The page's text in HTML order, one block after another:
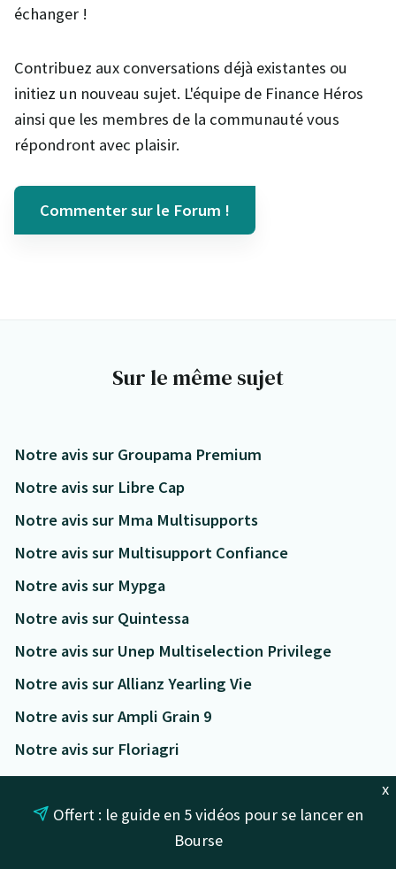
échanger !
Contribuez aux conversations déjà existantes ou
initiez un nouveau sujet. L'équipe de Finance Héros
ainsi que les membres de la communauté vous
répondront avec plaisir.
Commenter sur le Forum !
Sur le même sujet
Notre avis sur Groupama Premium
Notre avis sur Libre Cap
Notre avis sur Mma Multisupports
Notre avis sur Multisupport Confiance
Notre avis sur Mypga
Notre avis sur Quintessa
Notre avis sur Unep Multiselection Privilege
Notre avis sur Allianz Yearling Vie
Notre avis sur Ampli Grain 9
Notre avis sur Floriagri
Notre avis sur Hoche Patrimoine Evolution
Notre avis sur Millevie Infinie
Notre avis sur Millevie Initiale
x
Offert : le guide en 5 vidéos pour se lancer en
Bourse